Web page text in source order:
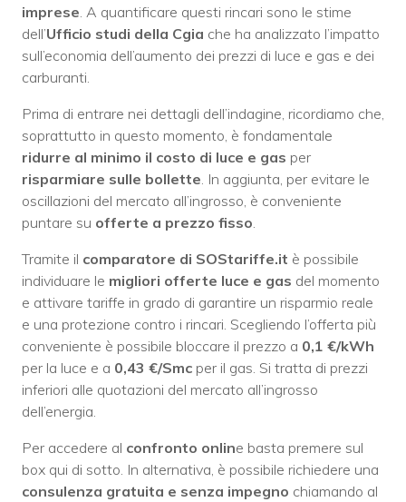
imprese . A quantificare questi rincari sono le stime
dell’Ufficio studi della Cgia che ha analizzato l’impatto
sull’economia dell’aumento dei prezzi di luce e gas e dei
carburanti.
Prima di entrare nei dettagli dell’indagine, ricordiamo che,
soprattutto in questo momento, è fondamentale
ridurre al minimo il costo di luce e gas per
risparmiare sulle bollette . In aggiunta, per evitare le
oscillazioni del mercato all’ingrosso, è conveniente
puntare su offerte a prezzo fisso
Tramite il comparatore di SOStariffe.it è possibile
individuare le migliori offerte luce e gas del momento
e attivare tariffe in grado di garantire un risparmio reale
e una protezione contro i rincari. Scegliendo l’offerta più
conveniente è possibile bloccare il prezzo a 0,1 €/kWh
per la luce e a 0,43 €/Smc per il gas. Si tratta di prezzi
inferiori alle quotazioni del mercato all’ingrosso
dell’energia.
Per accedere al confronto online basta premere sul
box qui di sotto. In alternativa, è possibile richiedere una
consulenza gratuita e senza impegno chiamando al